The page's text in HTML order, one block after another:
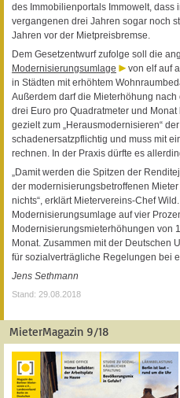
des Immobilienportals Immowelt, dass
vergangenen drei Jahren sogar noch
Jahren vor der Mietpreisbremse.
Dem Gesetzentwurf zufolge soll die
Modernisierungsumlage
von elf auf
in Städten mit erhöhtem
Außerdem darf die Mieterhöhung
drei Euro pro Quadratmeter und
gezielt zum „Herausmodernisieren“
schadenersatzpflichtig und muss mit
rechnen. In der Praxis dürfte es
„Damit werden die Spitzen der
der modernisierungsbetroffenen
nichts“, erklärt Mietervereins-Chef
Modernisierungsumlage auf vier
Modernisierungsmieterhöhungen von
Monat. Zusammen mit der Deutschen
für sozialverträgliche Regelungen bei
Jens Sethmann
Stand: 29.08.2018
MieterMagazin 9/18